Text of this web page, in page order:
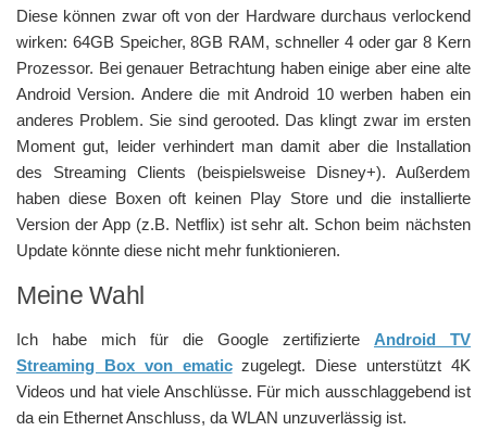
Diese können zwar oft von der Hardware durchaus verlockend
wirken: 64GB Speicher, 8GB RAM, schneller 4 oder gar 8 Kern
Prozessor. Bei genauer Betrachtung haben einige aber eine alte
Android Version. Andere die mit Android 10 werben haben ein
anderes Problem. Sie sind gerooted. Das klingt zwar im ersten
Moment gut, leider verhindert man damit aber die Installation
des Streaming Clients (beispielsweise Disney+). Außerdem
haben diese Boxen oft keinen Play Store und die installierte
Version der App (z.B. Netflix) ist sehr alt. Schon beim nächsten
Update könnte diese nicht mehr funktionieren.
Meine Wahl
Ich habe mich für die Google zertifizierte Android TV
Streaming Box von ematiczugelegt. Diese unterstützt 4K
Videos und hat viele Anschlüsse. Für mich ausschlaggebend ist
da ein Ethernet Anschluss, da WLAN unzuverlässig ist.